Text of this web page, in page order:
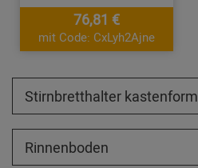
76,81 €
mit Code: CxLyh2Ajne
Stirnbretthalter kastenform
Rinnenboden